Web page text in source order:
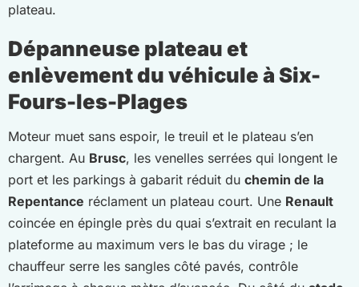
plateau.
Dépanneuse plateau et
enlèvement du véhicule à Six-
Fours-les-Plages
Moteur muet sans espoir, le treuil et le plateau s’en
chargent. Au Brusc, les venelles serrées qui longent le
port et les parkings à gabarit réduit du chemin de la
Repentance réclament un plateau court. Une Renault
coincée en épingle près du quai s’extrait en reculant la
plateforme au maximum vers le bas du virage ; le
chauffeur serre les sangles côté pavés, contrôle